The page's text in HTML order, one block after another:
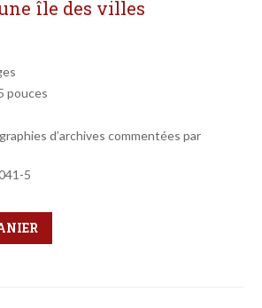
île des villes
pouces
d’archives commentées par
5